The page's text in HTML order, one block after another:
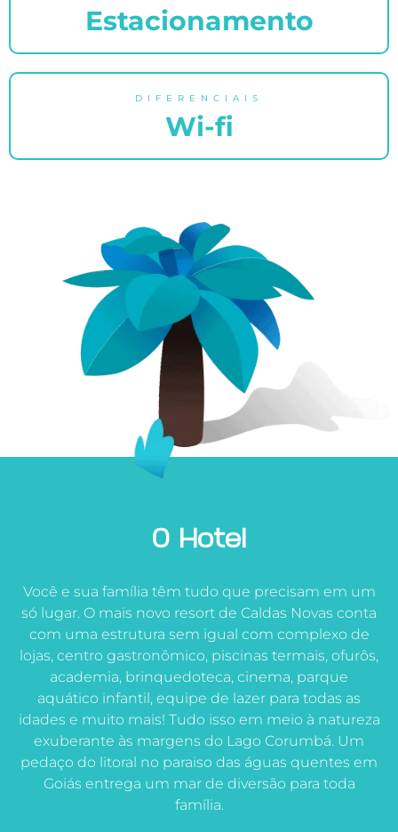
Estacionamento
DIFERENCIAIS
Wi-fi
O Hotel
Você e sua família têm tudo que precisam em um
só lugar. O mais novo resort de Caldas Novas conta
com uma estrutura sem igual com complexo de
lojas, centro gastronômico, piscinas termais, ofurôs,
academia, brinquedoteca, cinema, parque
aquático infantil, equipe de lazer para todas as
idades e muito mais! Tudo isso em meio à natureza
exuberante às margens do Lago Corumbá. Um
pedaço do litoral no paraiso das águas quentes em
Goiás entrega um mar de diversão para toda
família.